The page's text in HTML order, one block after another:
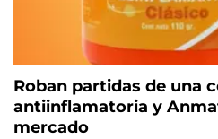
Roban partidas de una
antiinflamatoria y
mercado